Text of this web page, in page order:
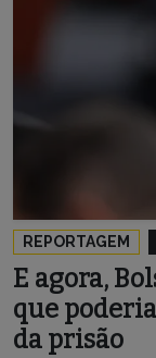
REPORTAGEM
E agora,
que
da prisão